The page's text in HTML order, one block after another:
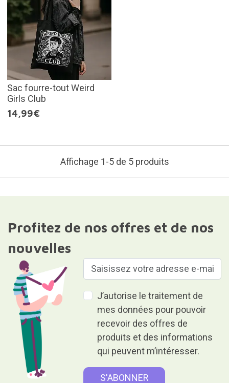
Sac fourre-tout Weird
Girls Club
14,99€
Affichage 1-5 de 5 produits
Profitez de nos offres et de nos
nouvelles
J’autorise le traitement de
mes données pour pouvoir
recevoir des offres de
produits et des informations
qui peuvent m’intéresser.